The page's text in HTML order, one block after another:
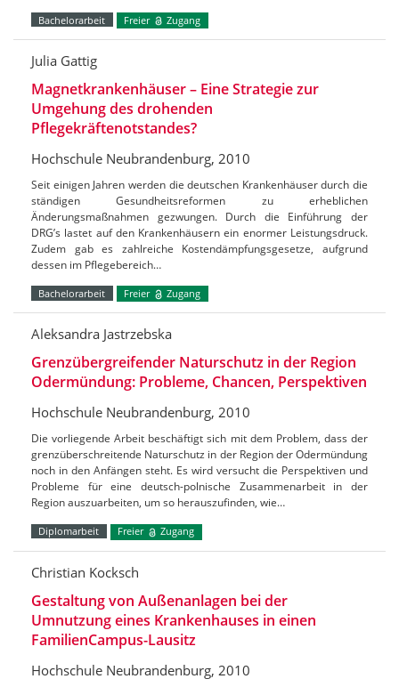
Bachelorarbeit Freier Zugang
Julia Gattig
Magnetkrankenhäuser – Eine Strategie zur
Umgehung des drohenden
Pflegekräftenotstandes?
Hochschule Neubrandenburg, 2010
Seit einigen Jahren werden die deutschen Krankenhäuser durch die
ständigen Gesundheitsreformen zu erheblichen
Änderungsmaßnahmen gezwungen. Durch die Einführung der
DRG’s lastet auf den Krankenhäusern ein enormer Leistungsdruck.
Zudem gab es zahlreiche Kostendämpfungsgesetze, aufgrund
dessen im Pflegebereich…
Bachelorarbeit Freier Zugang
Aleksandra Jastrzebska
Grenzübergreifender Naturschutz in der Region
Odermündung: Probleme, Chancen, Perspektiven
Hochschule Neubrandenburg, 2010
Die vorliegende Arbeit beschäftigt sich mit dem Problem, dass der
grenzüberschreitende Naturschutz in der Region der Odermündung
noch in den Anfängen steht. Es wird versucht die Perspektiven und
Probleme für eine deutsch-polnische Zusammenarbeit in der
Region auszuarbeiten, um so herauszufinden, wie…
Diplomarbeit Freier Zugang
Christian Kocksch
Gestaltung von Außenanlagen bei der
Umnutzung eines Krankenhauses in einen
FamilienCampus-Lausitz
Hochschule Neubrandenburg, 2010